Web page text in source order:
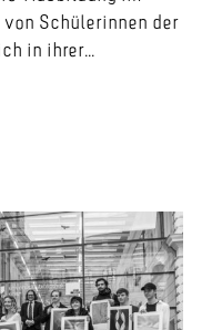
Schülerinnen der
in ihrer...